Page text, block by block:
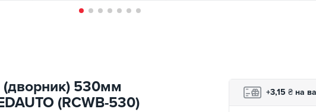
(дворник) 530мм
(RСWB-530)
+3,15 ₴ на